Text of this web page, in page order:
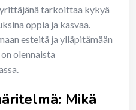
tarkoittaa kykyä
oppia ja kasvaa.
esteitä ja ylläpitämään
olennaista
Mikä